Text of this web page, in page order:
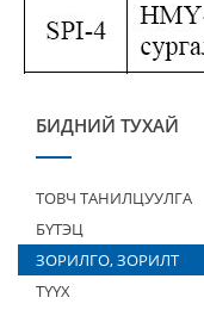
БИДНИЙ ТУХАЙ
ТОВЧ ТАНИЛЦУУЛГА
БҮТЭЦ
ЗОРИЛГО, ЗОРИЛТ
ТҮҮХ